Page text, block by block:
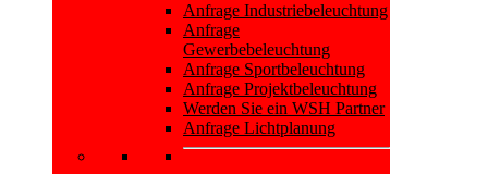
Anfrage Industriebeleuchtung
Anfrage
Gewerbebeleuchtung
Anfrage Sportbeleuchtung
Anfrage Projektbeleuchtung
Werden Sie ein WSH Partner
Anfrage Lichtplanung